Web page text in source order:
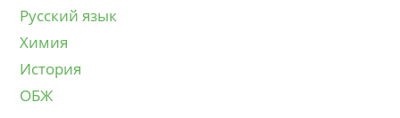
Русский язык
Химия
История
ОБЖ